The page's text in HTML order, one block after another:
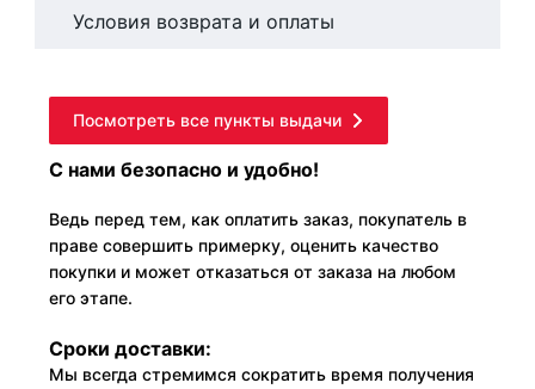
Условия возврата и оплаты
Посмотреть все пункты выдачи
С нами безопасно и удобно!
Ведь перед тем, как оплатить заказ, покупатель в
праве совершить примерку, оценить качество
покупки и может отказаться от заказа на любом
его этапе.
Сроки доставки:
Мы всегда стремимся сократить время получения